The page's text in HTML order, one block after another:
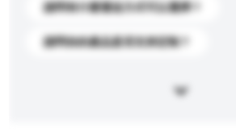
請問有什麼運送方式可以選擇？
請問你的產品是否支持定制？